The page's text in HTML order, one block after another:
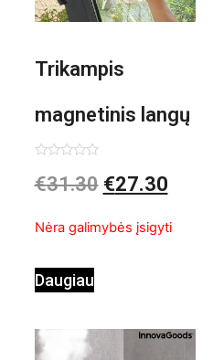
Trikampis
magnetinis langų
valiklis Klinmag
0
iš
€31.30 €27.30
Nėra galimybės įsigyti
Daugiau